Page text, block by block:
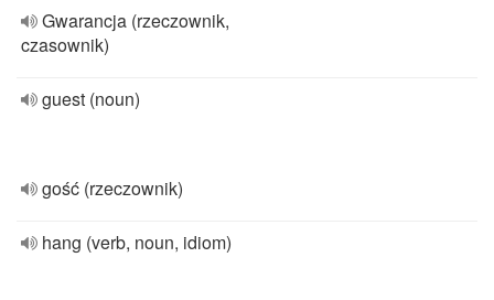
Gwarancja (rzeczownik,
czasownik)
guest (noun)
gość (rzeczownik)
hang (verb, noun, idiom)